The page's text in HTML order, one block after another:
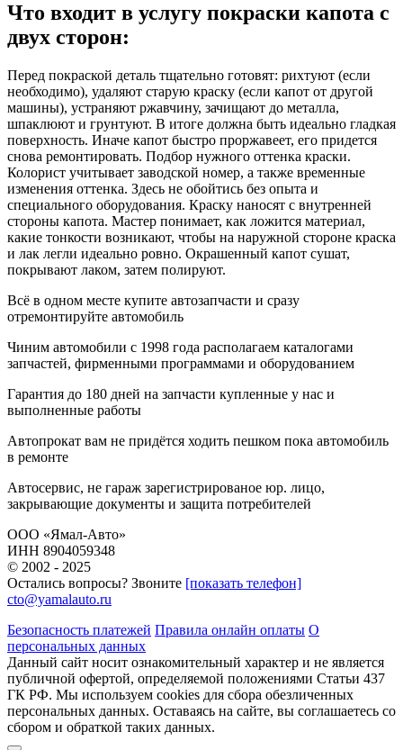
Что входит в услугу покраски капота с
двух сторон:
Перед покраской деталь тщательно готовят: рихтуют (если
необходимо), удаляют старую краску (если капот от другой
машины), устраняют ржавчину, зачищают до металла,
шпаклюют и грунтуют. В итоге должна быть идеально гладкая
поверхность. Иначе капот быстро проржавеет, его придется
снова ремонтировать. Подбор нужного оттенка краски.
Колорист учитывает заводской номер, а также временные
изменения оттенка. Здесь не обойтись без опыта и
специального оборудования. Краску наносят с внутренней
стороны капота. Мастер понимает, как ложится материал,
какие тонкости возникают, чтобы на наружной стороне краска
и лак легли идеально ровно. Окрашенный капот сушат,
покрывают лаком, затем полируют.
Всё в одном месте купите автозапчасти и сразу
отремонтируйте автомобиль
Чиним автомобили с 1998 года располагаем каталогами
запчастей, фирменными программами и оборудованием
Гарантия до 180 дней на запчасти купленные у нас и
выполненные работы
Автопрокат вам не придётся ходить пешком пока автомобиль
в ремонте
Автосервис, не гараж зарегистрированое юр. лицо,
закрывающие документы и защита потребителей
ООО «Ямал-Авто»
ИНН 8904059348
© 2002 - 2025
Остались вопросы? Звоните [показать телефон]
cto@yamalauto.ru
Безопасность платежей Правила онлайн оплаты О
персональных данных
Данный сайт носит ознакомительный характер и не является
публичной офертой, определяемой положениями Статьи 437
ГК РФ. Мы используем cookies для сбора обезличенных
персональных данных. Оставаясь на сайте, вы соглашаетесь со
сбором и обраткой таких данных.